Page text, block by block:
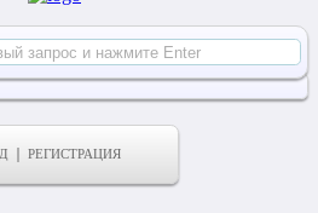
РЕГИСТРАЦИЯ